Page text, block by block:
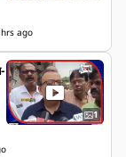
ago
1